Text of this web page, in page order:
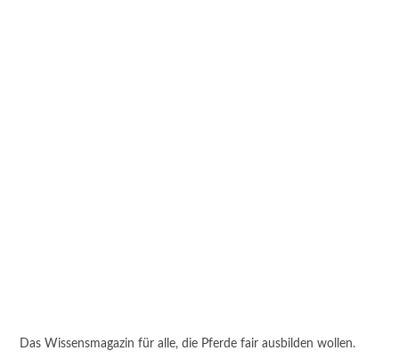
Das Wissensmagazin für alle, die Pferde fair ausbilden wollen.